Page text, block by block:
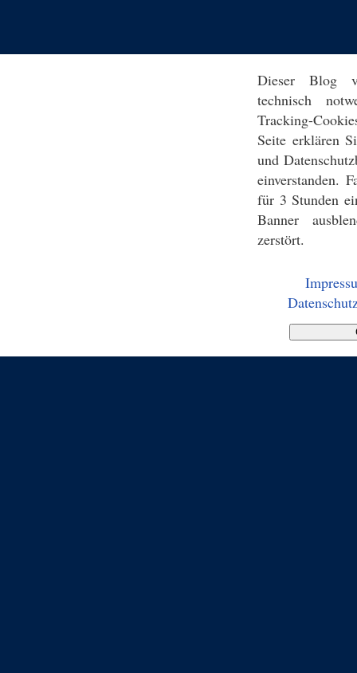
Dieser Blog
technisch
Tracking-
Seite erklären
und
einverstanden.
für 3 Stunden
Banner
zerstört.